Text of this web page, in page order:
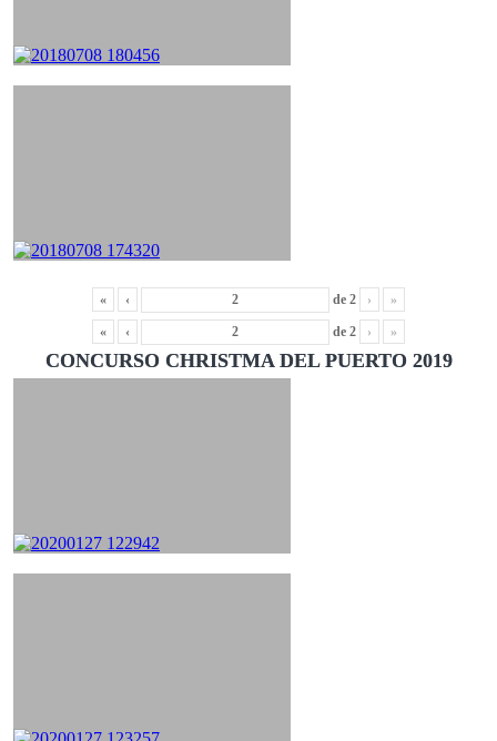
« ‹ de 2 › »
« ‹ de 2 › »
CONCURSO CHRISTMA DEL PUERTO 2019